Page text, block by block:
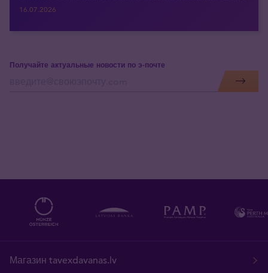
16.07.2026
Получайте актуальные новости по э-почте
Магазин tavexdavanas.lv